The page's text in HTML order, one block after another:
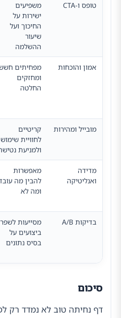
טופס ו-CTA
משפיעים
ישירות על
החיכוך ועל
שיעור
ההשלמה
אמון והוכחות
מפחיתים
ומחזקים
החלטה
מובייל ומהירות
קריטיים
לחוויית שימוש
ולמניעת
מדידה
ואנליטיקה
מאפשרות
להבין מה
ומה לא
בדיקות A/B
מסייעות לשפר
ביצועים על
בסיס נתונים
סיכום
דף נחיתה טוב לא נמדד רק